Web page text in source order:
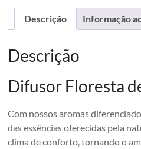
Descrição Informação
Descrição
Difusor Floresta
Com nossos aromas
das essências oferecidas pela
clima de conforto, tornando o